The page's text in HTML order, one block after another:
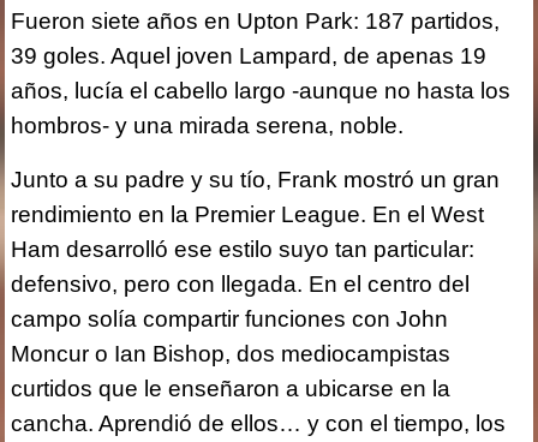
Fueron siete años en Upton Park: 187 partidos,
39 goles. Aquel joven Lampard, de apenas 19
años, lucía el cabello largo -aunque no hasta los
hombros- y una mirada serena, noble.
Junto a su padre y su tío, Frank mostró un gran
rendimiento en la Premier League. En el West
Ham desarrolló ese estilo suyo tan particular:
defensivo, pero con llegada. En el centro del
campo solía compartir funciones con John
Moncur o Ian Bishop, dos mediocampistas
curtidos que le enseñaron a ubicarse en la
cancha. Aprendió de ellos… y con el tiempo, los